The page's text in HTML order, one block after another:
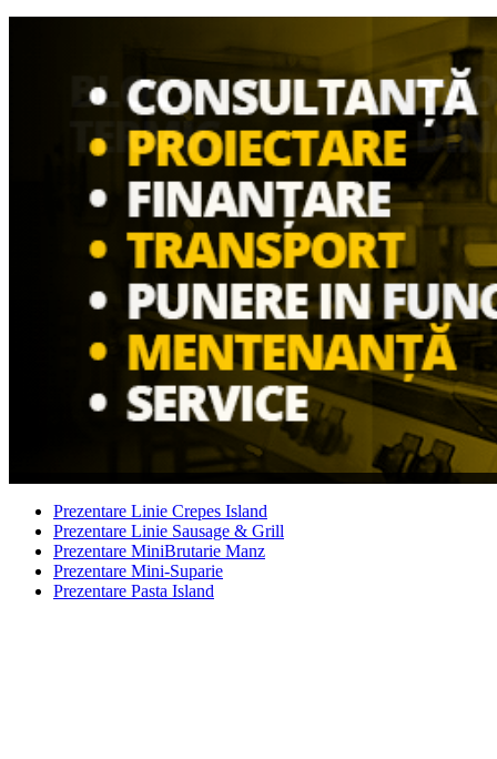
Prezentare Linie Crepes Island
Prezentare Linie Sausage & Grill
Prezentare MiniBrutarie Manz
Prezentare Mini-Suparie
Prezentare Pasta Island